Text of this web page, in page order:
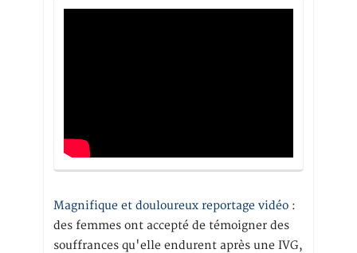
Magnifique et douloureux reportage vidéo :
des femmes ont accepté de témoigner des
souffrances qu'elle endurent après une IVG,